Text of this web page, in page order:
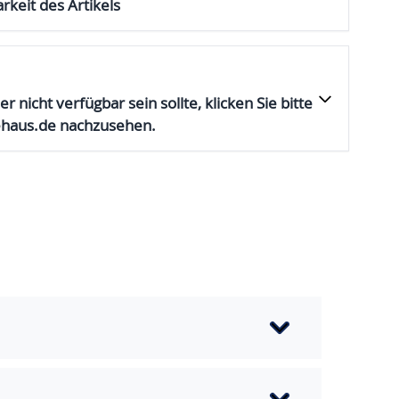
des Artikels
nicht verfügbar sein sollte, klicken Sie bitte
nachzusehen.